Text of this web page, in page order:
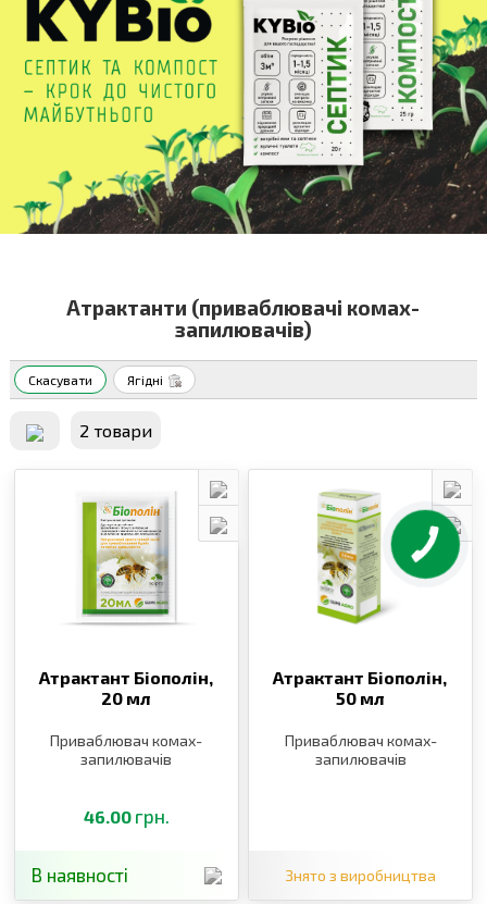
Атрактанти (приваблювачі комах-
запилювачів)
Скасувати Ягідні
2 товари
Атрактант Біополін,
20 мл
Приваблювач комах-
запилювачів
46.00 грн.
В наявності
Атрактант Біополін,
50 мл
Приваблювач комах-
запилювачів
Знято з виробництва